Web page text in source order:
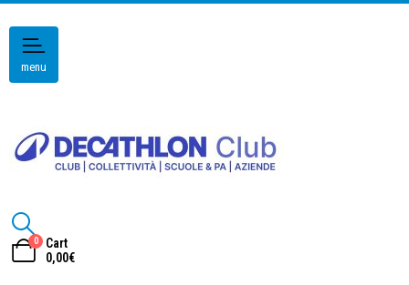
menu
0
Cart
0,00€